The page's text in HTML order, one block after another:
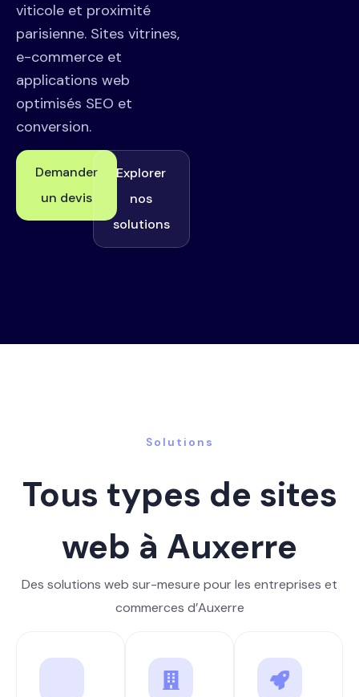
viticole et proximité
parisienne. Sites vitrines,
e-commerce et
applications web
optimisés SEO et
conversion.
Demander
un devis
Explorer
nos
solutions
Solutions
Tous types de sites
web à Auxerre
Des solutions web sur-mesure pour les entreprises et
commerces d’Auxerre